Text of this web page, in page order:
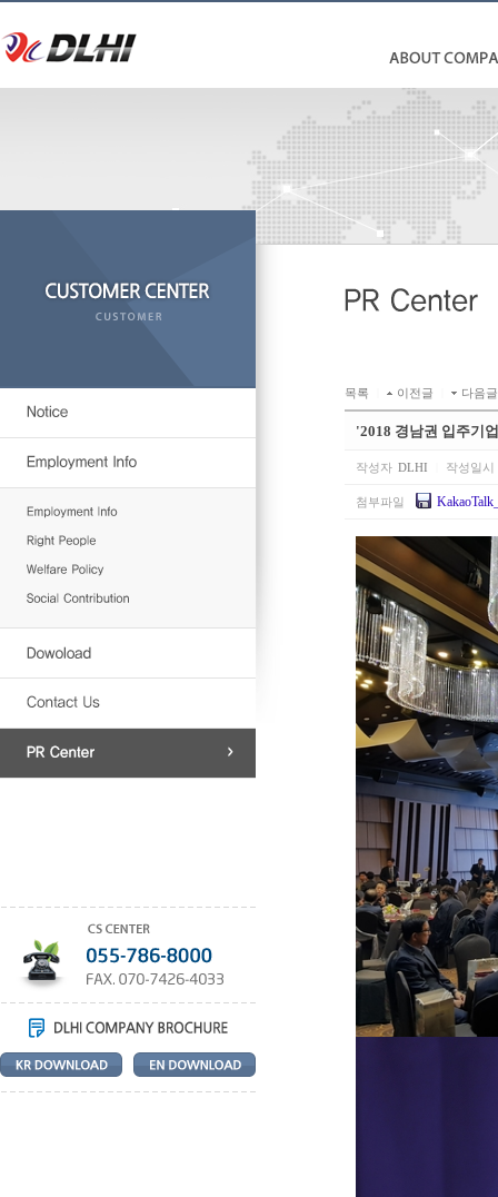
목록 이전글 다음글
'2018 경남권 입주기
작성자 DLHI 작성일시
첨부파일